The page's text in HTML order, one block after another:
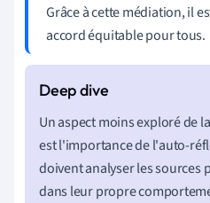
Grâce à cette médiation, il
accord équitable pour tous.
Un aspect moins exploré de
est l'importance de l'auto-
doivent analyser les sources
dans leur propre